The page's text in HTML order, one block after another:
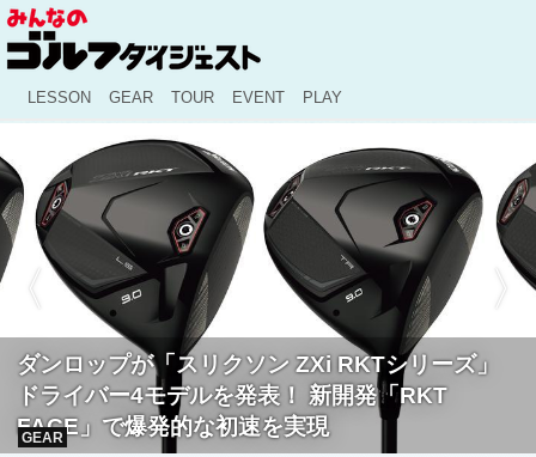
LESSON GEAR TOUR EVENT PLAY
ダンロップが「スリクソン ZXi RKTシリーズ」
ドライバー4モデルを発表！ 新開発「RKT
FACE」で爆発的な初速を実現